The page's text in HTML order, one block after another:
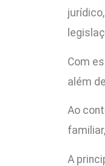
Com
além
Ao
A